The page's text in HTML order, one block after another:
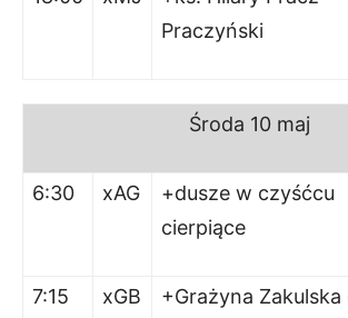
Praczyński
Środa 10 maj
6:30 xAG
+dusze w czyśćcu
cierpiące
7:15 xGB
+Grażyna Zakulska